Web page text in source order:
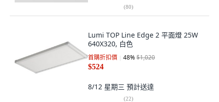
(80)
Lumi TOP Line Edge 2 平面燈 25W
640X320, 白色
首購折扣價 48%$1,020
$524
8/12 星期三 預計送達
(22)